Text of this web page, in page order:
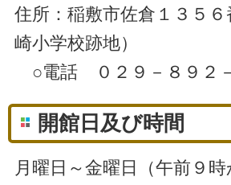
住所：稲敷市佐倉１３５
崎小学校跡地）
○電話 ０２９－８９２
開館日及び時間
月曜日～金曜日（午前９時